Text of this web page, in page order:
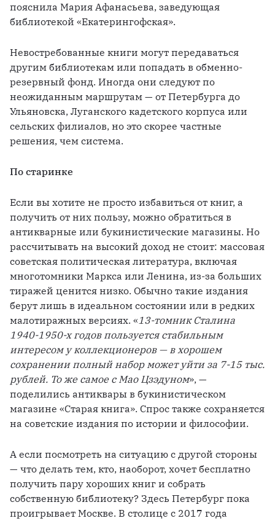
пояснила Мария Афанасьева, заведующая
библиотекой «Екатерингофская».
Невостребованные книги могут передаваться
другим библиотекам или попадать в обменно-
резервный фонд. Иногда они следуют по
неожиданным маршрутам — от Петербурга до
Ульяновска, Луганского кадетского корпуса или
сельских филиалов, но это скорее частные
решения, чем система.
По старинке
Если вы хотите не просто избавиться от книг, а
получить от них пользу, можно обратиться в
антикварные или букинистические магазины. Но
рассчитывать на высокий доход не стоит: массовая
советская политическая литература, включая
многотомники Маркса или Ленина, из-за больших
тиражей ценится низко. Обычно такие издания
берут лишь в идеальном состоянии или в редких
малотиражных версиях. «13-томник Сталина
1940-1950-х годов пользуется стабильным
интересом у коллекционеров — в хорошем
сохранении полный набор может уйти за 7-15 тыс.
рублей. То же самое с Мао Цзэдуном», —
поделились антиквары в букинистическом
магазине «Старая книга». Спрос также сохраняется
на советские издания по истории и философии.
А если посмотреть на ситуацию с другой стороны
— что делать тем, кто, наоборот, хочет бесплатно
получить пару хороших книг и собрать
собственную библиотеку? Здесь Петербург пока
проигрывает Москве. В столице с 2017 года